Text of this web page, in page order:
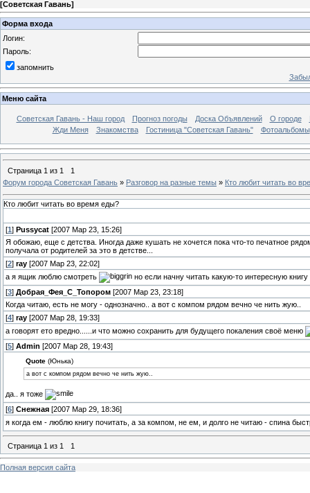
[Советская Гавань]
Форма входа
Логин:
Пароль:
запомнить
Меню сайта
Советская Гавань - Наш город Прогноз погоды Доска Объявлений О городе
Жди Меня
Знакомства Гостиница "Советская Гавань" Фотоальбомы
Страница 1 из 1
1
Форум города Советская Гавань » Разговор на разные темы » Кто любит читать во
Кто любит читать во время еды?
[1 ] Pussycat [2007 Мар 23, 15:26]
Я обожаю, еще с детства. Иногда даже кушать не хочется пока что-то печатное
получала от родителей за это в детстве...
[2] ray [2007 Мар 23, 22:02]
а я ящик люблю смотреть
но если начну читать какую-то интересную
[3] Добрая_Фея_С_Топором [2007 Мар 23, 23:18]
Когда читаю, есть не могу - однозначно.. а вот с компом рядом вечно че нить жую..
[4] ray [2007 Мар 28, 19:33]
а говорят ето вредно......и что можно сохранить для будущего покаления своё меню
[5] Admin [2007 Мар 28, 19:43]
Quote(Юнька)
а вот с компом рядом вечно че нить жую..
да.. я тоже
[6] Снежная [2007 Мар 29, 18:36]
я когда ем - люблю книгу почитать, а за компом, не ем, и долго не читаю - спина
Страница 1 из 1 1
Полная версия сайта